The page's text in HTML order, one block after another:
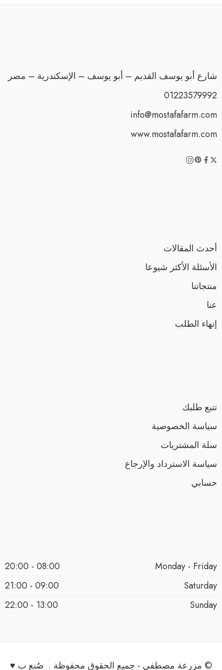
شارع أبو يوسف القديم – أبو يوسف – الإسكندرية – مصر
01223579992
info@mostafafarm.com
www.mostafafarm.com
أحدث المقالات
الأسئلة الأكثر شيوعا
منتجاتنا
عنا
إنهاء الطلب
تتبع طلبك
سياسة الخصوصية
سلة المشتريات
سياسة الاسترداد والإرجاع
حسابي
Monday - Friday
08:00 - 20:00
Saturday
09:00 - 21:00
Sunday
13:00 - 22:00
© مزرعة مصطفي - جميع الحقوق محفوظة . صُنع ب ♥